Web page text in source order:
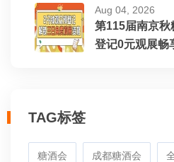
Aug 04, 2026
第115届南京秋
登记0元观展畅
TAG标签
糖酒会 成都糖酒会